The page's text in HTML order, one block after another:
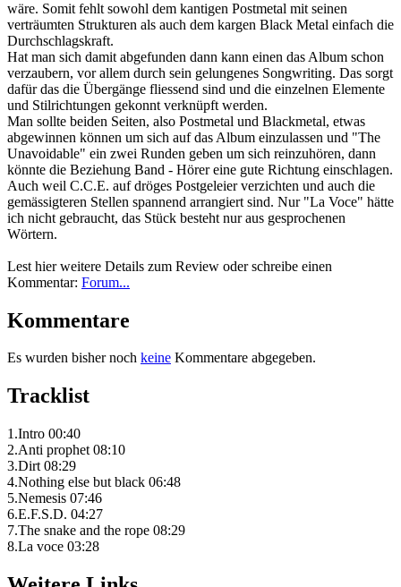
wäre. Somit fehlt sowohl dem kantigen Postmetal mit seinen
verträumten Strukturen als auch dem kargen Black Metal einfach die
Durchschlagskraft.
Hat man sich damit abgefunden dann kann einen das Album schon
verzaubern, vor allem durch sein gelungenes Songwriting. Das sorgt
dafür das die Übergänge fliessend sind und die einzelnen Elemente
und Stilrichtungen gekonnt verknüpft werden.
Man sollte beiden Seiten, also Postmetal und Blackmetal, etwas
abgewinnen können um sich auf das Album einzulassen und "The
Unavoidable" ein zwei Runden geben um sich reinzuhören, dann
könnte die Beziehung Band - Hörer eine gute Richtung einschlagen.
Auch weil C.C.E. auf dröges Postgeleier verzichten und auch die
gemässigteren Stellen spannend arrangiert sind. Nur "La Voce" hätte
ich nicht gebraucht, das Stück besteht nur aus gesprochenen
Wörtern.
Lest hier weitere Details zum Review oder schreibe einen
Kommentar: Forum...
Kommentare
Es wurden bisher noch keine Kommentare abgegeben.
Tracklist
1.Intro 00:40
2.Anti prophet 08:10
3.Dirt 08:29
4.Nothing else but black 06:48
5.Nemesis 07:46
6.E.F.S.D. 04:27
7.The snake and the rope 08:29
8.La voce 03:28